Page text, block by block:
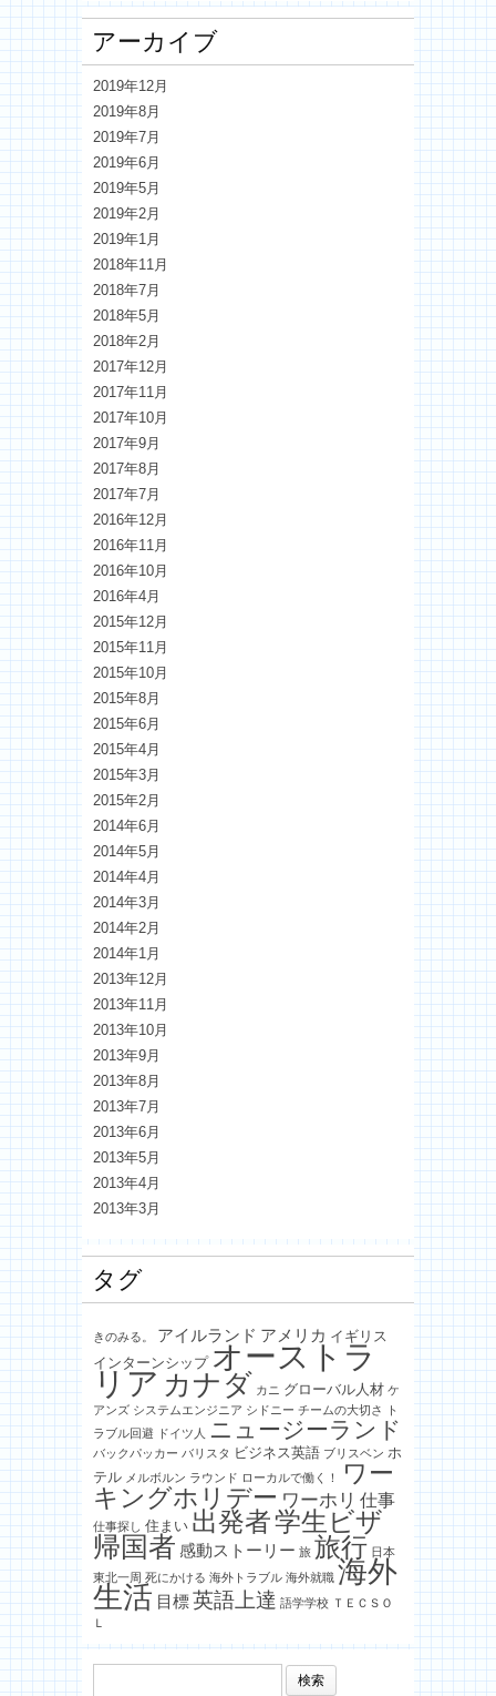
アーカイブ
2019年12月
2019年8月
2019年7月
2019年6月
2019年5月
2019年2月
2019年1月
2018年11月
2018年7月
2018年5月
2018年2月
2017年12月
2017年11月
2017年10月
2017年9月
2017年8月
2017年7月
2016年12月
2016年11月
2016年10月
2016年4月
2015年12月
2015年11月
2015年10月
2015年8月
2015年6月
2015年4月
2015年3月
2015年2月
2014年6月
2014年5月
2014年4月
2014年3月
2014年2月
2014年1月
2013年12月
2013年11月
2013年10月
2013年9月
2013年8月
2013年7月
2013年6月
2013年5月
2013年4月
2013年3月
タグ
きのみる。 アイルランド アメリカ イギリス
インターンシップ オーストラ
リア カナダ カニ グローバル人材 ケ
アンズ システムエンジニア シドニー チームの大切さ
ト
ラブル回避
ドイツ人 ニュージーランド
バックパッカー バリスタ ビジネス英語 ブリスベン ホ
テル メルボルン ラウンド ローカルで働く！
ワー
キングホリデー ワーホリ 仕事
仕事探し 住まい 出発者学生ビザ
帰国者 感動ストーリー 旅 旅行 日本
東北一周 死にかける 海外トラブル 海外就職 海外
生活 目標英語上達 語学学校 ＴＥＣＳＯ
Ｌ
検